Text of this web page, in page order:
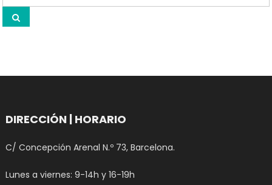
DIRECCIÓN | HORARIO
C/ Concepción Arenal N.º 73, Barcelona.
Lunes a viernes: 9-14h y 16-19h